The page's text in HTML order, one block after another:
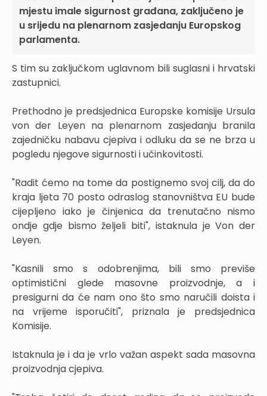
mjestu imale sigurnost građana, zaključeno je
u srijedu na plenarnom zasjedanju Europskog
parlamenta.
S tim su zaključkom uglavnom bili suglasni i hrvatski
zastupnici.
Prethodno je predsjednica Europske komisije Ursula
von der Leyen na plenarnom zasjedanju branila
zajedničku nabavu cjepiva i odluku da se ne brza u
pogledu njegove sigurnosti i učinkovitosti.
"Radit ćemo na tome da postignemo svoj cilj, da do
kraja ljeta 70 posto odraslog stanovništva EU bude
cijepljeno iako je činjenica da trenutačno nismo
ondje gdje bismo željeli biti", istaknula je Von der
Leyen.
"Kasnili smo s odobrenjima, bili smo previše
optimistični glede masovne proizvodnje, a i
presigurni da će nam ono što smo naručili doista i
na vrijeme isporučiti", priznala je predsjednica
Komisije.
Istaknula je i da je vrlo važan aspekt sada masovna
proizvodnja cjepiva.